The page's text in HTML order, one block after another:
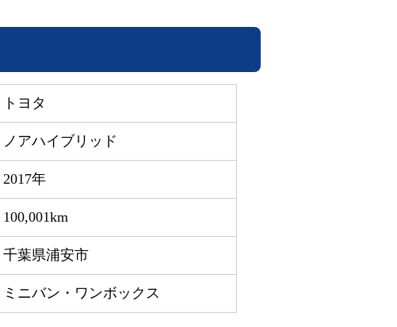
トヨタ
ノアハイブリッド
2017年
100,001km
千葉県浦安市
ミニバン・ワンボックス